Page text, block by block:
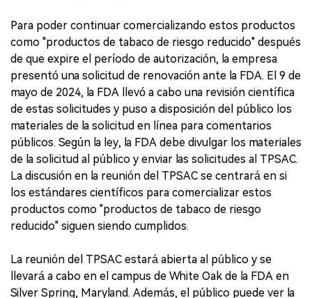
Para poder continuar comercializando estos productos
como "productos de tabaco de riesgo reducido" después
de que expire el período de autorización, la empresa
presentó una solicitud de renovación ante la FDA. El 9 de
mayo de 2024, la FDA llevó a cabo una revisión científica
de estas solicitudes y puso a disposición del público los
materiales de la solicitud en línea para comentarios
públicos. Según la ley, la FDA debe divulgar los materiales
de la solicitud al público y enviar las solicitudes al TPSAC.
La discusión en la reunión del TPSAC se centrará en si
los estándares científicos para comercializar estos
productos como "productos de tabaco de riesgo
reducido" siguen siendo cumplidos.
La reunión del TPSAC estará abierta al público y se
llevará a cabo en el campus de White Oak de la FDA en
Silver Spring, Maryland. Además, el público puede ver la